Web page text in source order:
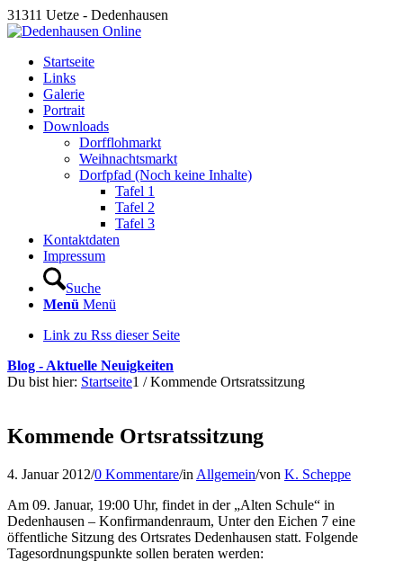
31311 Uetze - Dedenhausen
Startseite
Links
Galerie
Portrait
Downloads
Dorfflohmarkt
Weihnachtsmarkt
Dorfpfad (Noch keine Inhalte)
Tafel 1
Tafel 2
Tafel 3
Kontaktdaten
Impressum
Suche
Menü Menü
Link zu Rss dieser Seite
Blog - Aktuelle Neuigkeiten
Du bist hier: Startseite1 / Kommende Ortsratssitzung
Kommende Ortsratssitzung
4. Januar 2012/0 Kommentare/in Allgemein/von K. Scheppe
Am 09. Januar, 19:00 Uhr, findet in der „Alten Schule“ in
Dedenhausen – Konfirmandenraum, Unter den Eichen 7 eine
öffentliche Sitzung des Ortsrates Dedenhausen statt. Folgende
Tagesordnungspunkte sollen beraten werden: